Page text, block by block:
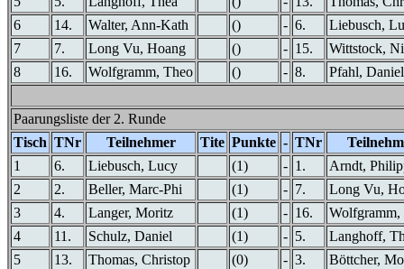
6
14. Walter, Ann-Kath () - 6.
Liebusch,
7
7. Long Vu, Hoang () - 15.
Wittstock,
8
16. Wolfgramm, Theo () - 8. Pfahl,
Paarungsliste der 2. Runde
Tisch TNr Teilnehmer Tite Punkte - TNr
1
6. Liebusch, Lucy (1) - 1.
Arndt,
2
2. Beller, Marc-Phi (1) - 7.
Long Vu,
3
4. Langer, Moritz (1) - 16.
Wolfgramm,
4
11. Schulz, Daniel (1) - 5.
Langhoff,
5
13. Thomas, Christop (0) - 3.
Böttcher,